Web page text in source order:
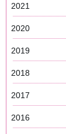
2021
2020
2019
2018
2017
2016